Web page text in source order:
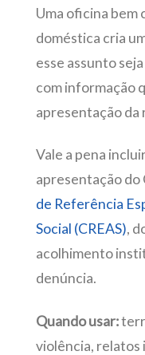
Uma oficina bem
doméstica cria
esse assunto
com informação
apresentação da
Vale a pena
apresentação do
de Referência
Social (CREAS),
acolhimento
denúncia.
Quando usar:
violência, relatos